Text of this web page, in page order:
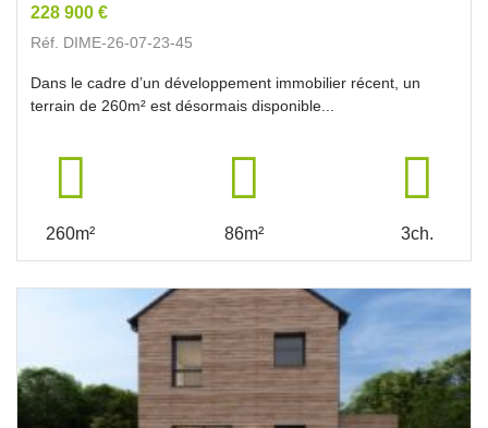
228 900 €
Réf. DIME-26-07-23-45
Dans le cadre d’un développement immobilier récent, un
terrain de 260m² est désormais disponible...
260m² 86m² 3ch.